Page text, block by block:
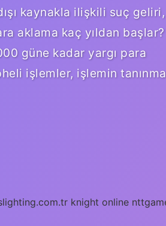
kaynakla ilişkili suç
aklama kaç yıldan başlar?
güne kadar yargı para
işlemler, işlemin
knight online